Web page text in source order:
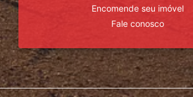
Encomende seu imóvel
Fale conosco